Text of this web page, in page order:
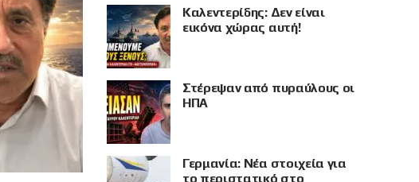
Καλεντερίδης: Δεν είναι
εικόνα χώρας αυτή!
Στέρεψαν από πυραύλους οι
ΗΠΑ
Γερμανία: Νέα στοιχεία για
το περιστατικό στο